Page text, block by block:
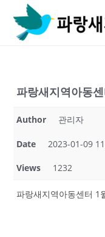
content
파랑새지역아동
Author 관리자
Date 2023-01-09
Views 1232
파랑새지역아동센터 1